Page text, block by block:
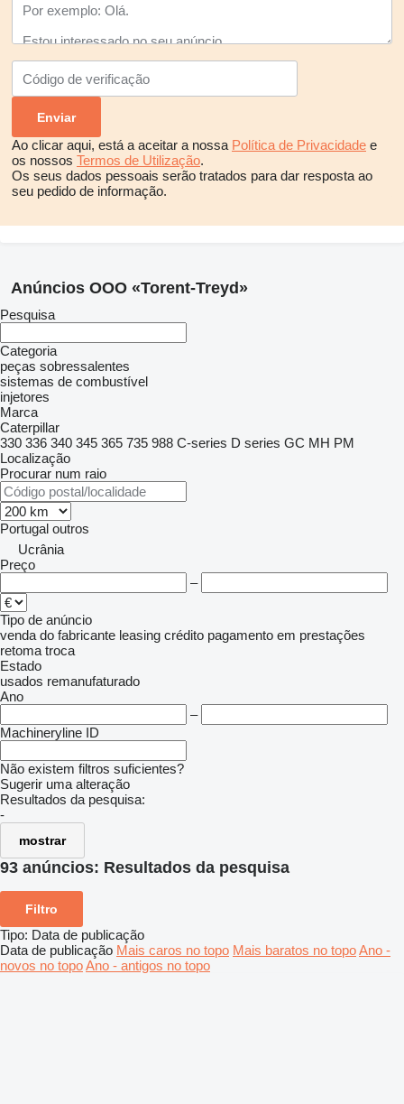
Ao clicar aqui, está a aceitar a nossa Política de Privacidade e
os nossos Termos de Utilização.
Os seus dados pessoais serão tratados para dar resposta ao
seu pedido de informação.
Anúncios OOO «Torent-Treyd»
Pesquisa
Categoria
peças sobressalentes
sistemas de combustível
injetores
Marca
Caterpillar
330 336 340 345 365 735 988 C-series D series GC MH PM
Localização
Procurar num raio
Portugal outros
Ucrânia
Preço
–
Tipo de anúncio
venda do fabricante leasing crédito pagamento em prestações
retoma troca
Estado
usados remanufaturado
Ano
–
Machineryline ID
Não existem filtros suficientes?
Sugerir uma alteração
Resultados da pesquisa:
-
mostrar
93 anúncios: Resultados da pesquisa
Filtro
Tipo: Data de publicação
Data de publicação Mais caros no topo Mais baratos no topoAno -
novos no topoAno - antigos no topo